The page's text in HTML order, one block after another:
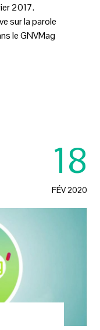
2017.
sur la parole
le GNVMag
18
FÉV 2020